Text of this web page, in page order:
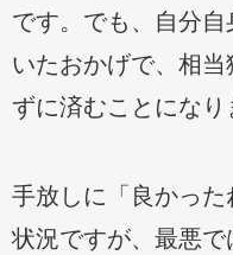
です。でも、自分
いたおかげで、相
ずに済むことになり
手放しに「良かっ
状況ですが、最悪